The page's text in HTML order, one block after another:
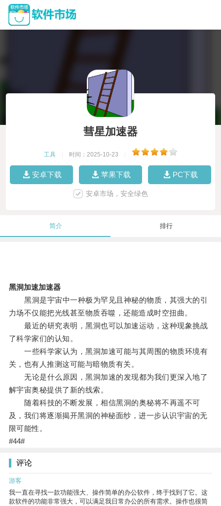
彗星加速器
工具 时间：2025-10-23
安卓下载 苹果下载 PC下载
安卓市场，安全绿色
简介 排行
黑洞加速加速器
黑洞是宇宙中一种极为罕见且神秘的物质，其强大的引
力场不仅能把光线甚至物质吞噬，还能造成时空扭曲。
最近的研究表明，黑洞也可以加速运动，这种现象挑战
了科学家们的认知。
一些科学家认为，黑洞加速可能与其周围的物质环境有
关，也有人推测这可能与暗物质有关。
无论是什么原因，黑洞加速的发现都为我们更深入地了
解宇宙奥秘提供了新的线索。
随着科技的不断发展，相信黑洞的奥秘将不再遥不可
及，我们将逐渐揭开黑洞的神秘面纱，进一步认识宇宙的无
限可能性。
#44#
评论
游客
我一直在寻找一款功能强大、操作简单的办公软件，终于找到了它。这
款软件的功能非常强大，可以满足我日常办公的所有需求。操作也很简